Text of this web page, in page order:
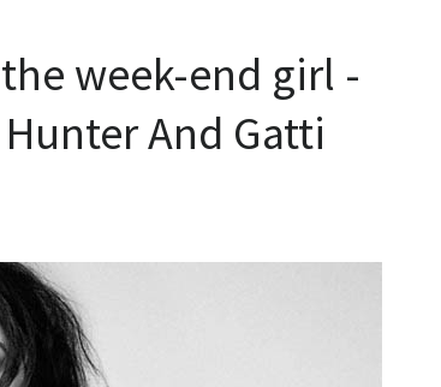
week-end girl -
And Gatti